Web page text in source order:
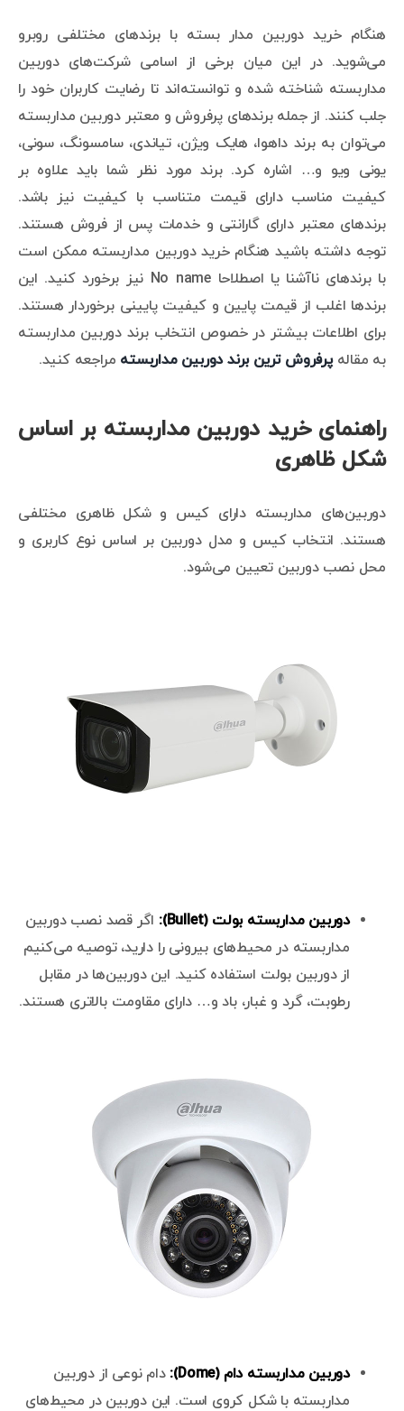
هنگام خرید دوربین مدار بسته با برندهای مختلفی روبرو
می‌شوید. در این میان برخی از اسامی شرکت‌های دوربین
مداربسته شناخته شده و توانسته‌اند تا رضایت کاربران خود را
جلب کنند. از جمله برندهای پرفروش و معتبر دوربین مداربسته
می‌توان به برند داهوا، هایک ویژن، تیاندی، سامسونگ، سونی،
یونی ویو و… اشاره کرد. برند مورد نظر شما باید علاوه بر
کیفیت مناسب دارای قیمت متناسب با کیفیت نیز باشد.
برندهای معتبر دارای گارانتی و خدمات پس از فروش هستند.
توجه داشته باشید هنگام خرید دوربین مداربسته ممکن است
با برندهای ناآشنا یا اصطلاحا No name نیز برخورد کنید. این
برندها اغلب از قیمت پایین و کیفیت پایینی برخوردار هستند.
برای اطلاعات بیشتر در خصوص انتخاب برند دوربین مداربسته
به مقالهپرفروش ترین برند دوربین مداربسته مراجعه کنید.
راهنمای خرید دوربین مداربسته بر اساس
شکل ظاهری
دوربین‌های مداربسته دارای کیس و شکل ظاهری مختلفی
هستند. انتخاب کیس و مدل دوربین بر اساس نوع کاربری و
محل نصب دوربین تعیین می‌شود.
دوربین مداربسته بولت (Bullet):
اگر قصد نصب دوربین
مداربسته در محیط‌های بیرونی را دارید، توصیه می‌کنیم
از دوربین بولت استفاده کنید. این دوربین‌ها در مقابل
رطوبت، گرد و غبار، باد و… دارای مقاومت بالاتری هستند.
دوربین مداربسته دام (Dome):
دام نوعی از دوربین
مداربسته با شکل کروی است. این دوربین در محیط‌های